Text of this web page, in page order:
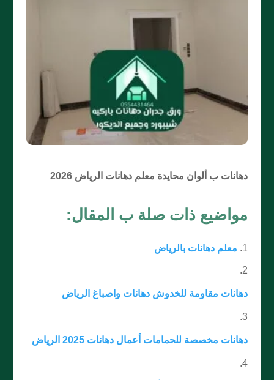
دهانات ب ألوان محايدة معلم دهانات الرياض 2026
مواضيع ذات صلة ب المقال:
معلم دهانات بالرياض
دهانات مقاومة للخدوش دهانات واصباغ الرياض
دهانات مخصصة للحمامات أعمال دهانات 2025 الرياض